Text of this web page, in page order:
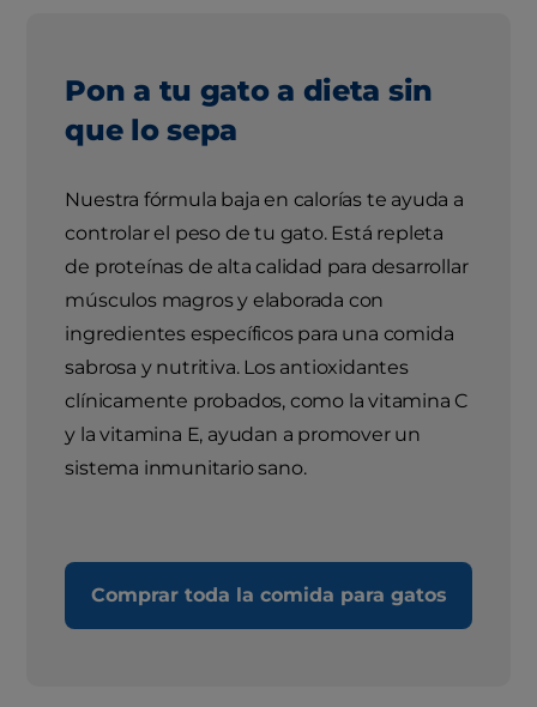
Pon a tu gato a dieta sin
que lo sepa
Nuestra fórmula baja en calorías te ayuda a
controlar el peso de tu gato. Está repleta
de proteínas de alta calidad para desarrollar
músculos magros y elaborada con
ingredientes específicos para una comida
sabrosa y nutritiva. Los antioxidantes
clínicamente probados, como la vitamina C
y la vitamina E, ayudan a promover un
sistema inmunitario sano.
Comprar toda la comida para gatos